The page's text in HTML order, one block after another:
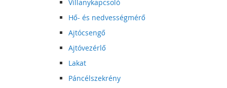
Villanykapcsoló
Hő- és nedvességmérő
Ajtócsengő
Ajtóvezérlő
Lakat
Páncélszekrény